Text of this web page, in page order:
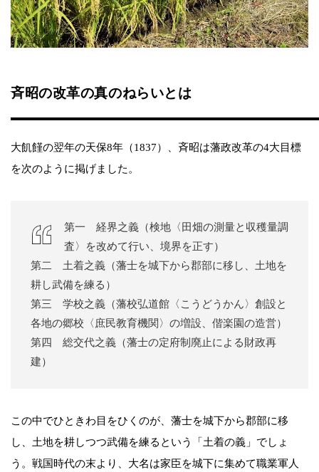
斉昭の改革の真のねらいとは
大飢饉の翌年の天保8年（1837）、斉昭は藩政改革の4大目標
を次のように掲げました。
第一 経界之義（検地〈田畑の測量と収穫量調
査〉を改めて行い、境界を正す）
第二 土着之義（藩士を城下から郡部に移し、土地を
耕し武備を練る）
第三 学校之義（藩校弘道館〈こうどうかん〉創設と
各地の郷校〈庶民教育機関〉の増設、偕楽園の造営）
第四 総交代之義（藩士の定府制廃止による財政再
建）
この中でひときわ目をひくのが、藩士を城下から郡部に移
し、土地を耕しつつ武備を練るという「土着の義」でしょ
う。戦国時代の末より、大名は家臣を城下に集めて職業軍人